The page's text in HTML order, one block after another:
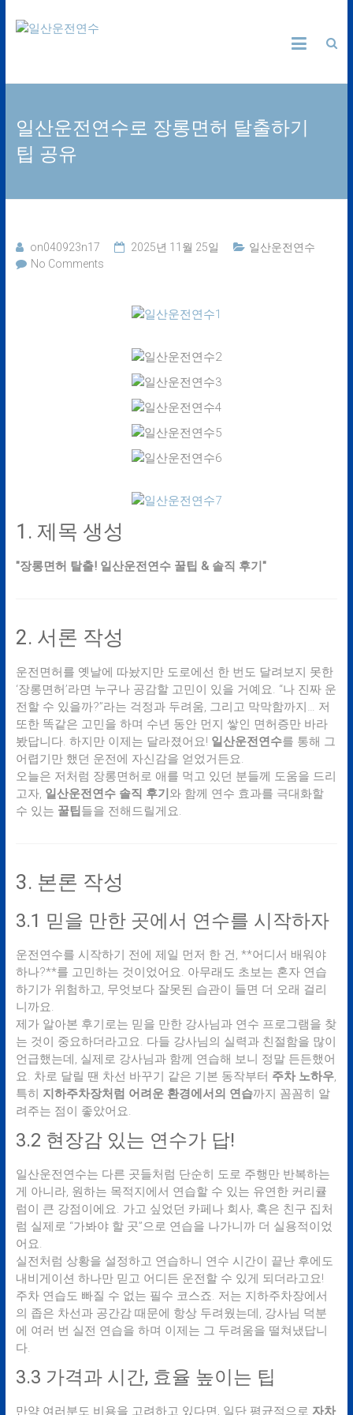
일
전
24
시
일산운전연수로 장롱면허 탈출하기
팁 공유
on040923n17 2025년 11월 25일
일산운전연수
No Comments
1. 제목 생성
"장롱면허 탈출! 일산운전연수 꿀팁 & 솔직 후기"
2. 서론 작성
운전면허를 옛날에 따놨지만 도로에선 한 번도 달려보지 못한
‘장롱면허’라면 누구나 공감할 고민이 있을 거예요. “나 진짜 운
전할 수 있을까?”라는 걱정과 두려움, 그리고 막막함까지… 저
또한 똑같은 고민을 하며 수년 동안 먼지 쌓인 면허증만 바라
봤답니다. 하지만 이제는 달라졌어요! 일산운전연수를 통해 그
어렵기만 했던 운전에 자신감을 얻었거든요.
오늘은 저처럼 장롱면허로 애를 먹고 있던 분들께 도움을 드리
고자, 일산운전연수 솔직 후기 와 함께 연수 효과를 극대화할
수 있는 꿀팁 들을 전해드릴게요.
3. 본론 작성
3.1 믿을 만한 곳에서 연수를 시작하자
운전연수를 시작하기 전에 제일 먼저 한 건, **어디서 배워야
하나?**를 고민하는 것이었어요. 아무래도 초보는 혼자 연습
하기가 위험하고, 무엇보다 잘못된 습관이 들면 더 오래 걸리
니까요.
제가 알아본 후기로는 믿을 만한 강사님과 연수 프로그램을 찾
는 것이 중요하더라고요. 다들 강사님의 실력과 친절함을 많이
언급했는데, 실제로 강사님과 함께 연습해 보니 정말 든든했어
요. 차로 달릴 땐 차선 바꾸기 같은 기본 동작부터 주차 노하우,
특히 지하주차장처럼 어려운 환경에서의 연습까지 꼼꼼히 알
려주는 점이 좋았어요.
3.2 현장감 있는 연수가 답!
일산운전연수는 다른 곳들처럼 단순히 도로 주행만 반복하는
게 아니라, 원하는 목적지에서 연습할 수 있는 유연한 커리큘
럼이 큰 강점이에요. 가고 싶었던 카페나 회사, 혹은 친구 집처
럼 실제로 “가봐야 할 곳”으로 연습을 나가니까 더 실용적이었
어요.
실전처럼 상황을 설정하고 연습하니 연수 시간이 끝난 후에도
내비게이션 하나만 믿고 어디든 운전할 수 있게 되더라고요!
주차 연습도 빠질 수 없는 필수 코스죠. 저는 지하주차장에서
의 좁은 차선과 공간감 때문에 항상 두려웠는데, 강사님 덕분
에 여러 번 실전 연습을 하며 이제는 그 두려움을 떨쳐냈답니
다.
3.3 가격과 시간, 효율 높이는 팁
만약 여러분도 비용을 고려하고 있다면, 일단 평균적으로 자차